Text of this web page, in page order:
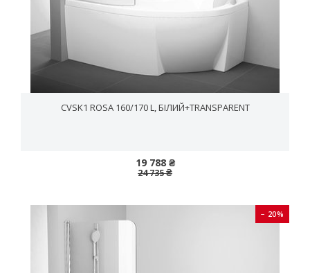
CVSK1 ROSA 160/170 L, БІЛИЙ+TRANSPARENT
19 788 ₴
24 735 ₴
− 20%